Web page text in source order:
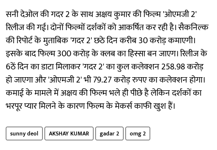
सनी देओल की गदर 2 के साथ अक्षय कुमार की फिल्म 'ओएमजी 2'
रिलीज की गई। दोनों फिल्मों दर्शकों को आकर्षित कर रही है। सैकनिल्क
की रिपोर्ट के मुताबिक 'गदर 2' छठे दिन करीब 30 करोड़ कमाएगी।
इसके बाद फिल्म 300 करोड़ के क्लब का हिस्सा बन जाएग। रिलीज के
6ठें दिन का डाटा मिलाकर 'गदर 2' का कुल कलेक्शन 258.98 करोड़
हो जाएगा और 'ओएमजी 2' भी 79.27 करोड़ रुपए का कलेक्शन होगा।
कमाई के मामले में अक्षय की फिल्म भले ही पीछे है लेकिन दर्शकों का
भरपूर प्यार मिलने के कारण फिल्म के मेकर्स काफी खुश हैं।
sunny deol AKSHAY KUMAR gadar 2 omg 2